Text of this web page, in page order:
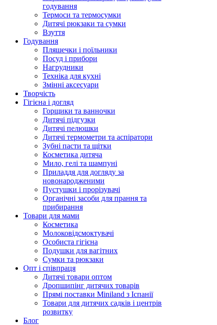
годування
Термоси та термосумки
Дитячі рюкзаки та сумки
Взуття
Годування
Пляшечки і поїльники
Посуд і прибори
Нагрудники
Техніка для кухні
Змінні аксесуари
Творчість
Гігієна і догляд
Горщики та ванночки
Дитячі підгузки
Дитячі пелюшки
Дитячі термометри та аспіратори
Зубні пасти та щітки
Косметика дитяча
Мило, гелі та шампуні
Приладдя для догляду за
новонародженими
Пустушки і прорізувачі
Органічні засоби для прання та
прибирання
Товари для мами
Косметика
Молоковідсмоктувачі
Особиста гігієна
Подушки для вагітних
Сумки та рюкзаки
Опт і співпраця
Дитячі товари оптом
Дропшипінг дитячих товарів
Прямі поставки Miniland з Іспанії
Товари для дитячих садків і центрів
розвитку
Блог